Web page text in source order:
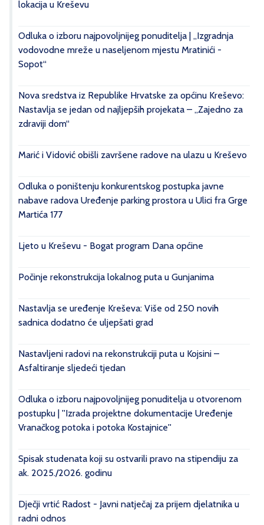
lokacija u Kreševu
Odluka o izboru najpovoljnijeg ponuditelja | „Izgradnja
vodovodne mreže u naseljenom mjestu Mratinići -
Sopot“
Nova sredstva iz Republike Hrvatske za općinu Kreševo:
Nastavlja se jedan od najljepših projekata – „Zajedno za
zdraviji dom“
Marić i Vidović obišli završene radove na ulazu u Kreševo
Odluka o poništenju konkurentskog postupka javne
nabave radova Uređenje parking prostora u Ulici fra Grge
Martića 177
Ljeto u Kreševu - Bogat program Dana općine
Počinje rekonstrukcija lokalnog puta u Gunjanima
Nastavlja se uređenje Kreševa: Više od 250 novih
sadnica dodatno će uljepšati grad
Nastavljeni radovi na rekonstrukciji puta u Kojsini –
Asfaltiranje sljedeći tjedan
Odluka o izboru najpovoljnijeg ponuditelja u otvorenom
postupku | ''Izrada projektne dokumentacije Uređenje
Vranačkog potoka i potoka Kostajnice''
Spisak studenata koji su ostvarili pravo na stipendiju za
ak. 2025./2026. godinu
Dječji vrtić Radost - Javni natječaj za prijem djelatnika u
radni odnos